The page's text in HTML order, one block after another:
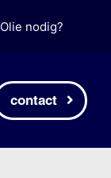
Olie nodig?
contact